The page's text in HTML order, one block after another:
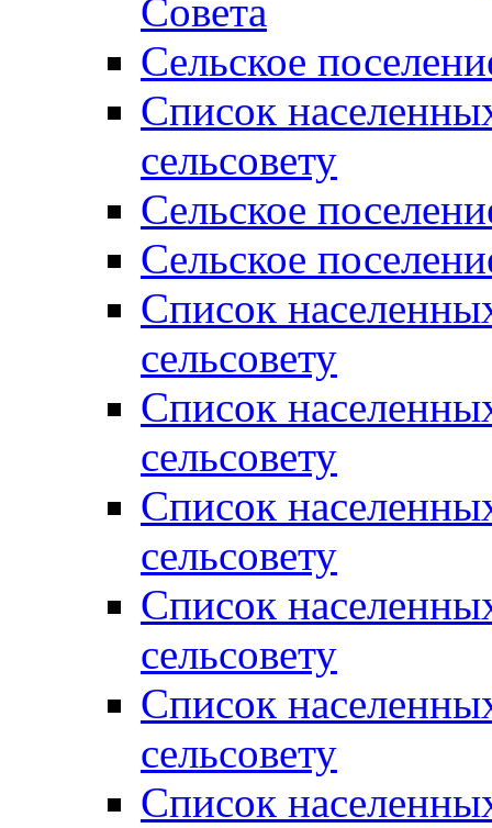
Совета
Сельское
Список
сельсовету
Сельское
Сельское
Список
сельсовету
Список
сельсовету
Список
сельсовету
Список
сельсовету
Список
сельсовету
Список